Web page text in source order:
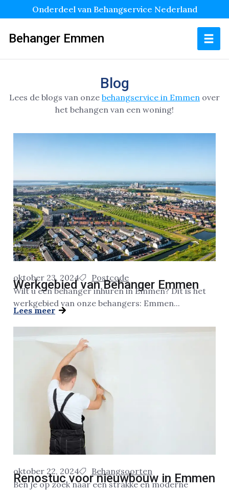
Onderdeel van Behangservice Nederland
Behanger Emmen
Blog
Lees de blogs van onze behangservice in Emmen over
het behangen van een woning!
oktober 23, 2024 Postcode
Werkgebied van Behanger Emmen
Wilt u een behanger inhuren in Emmen? Dit is het
werkgebied van onze behangers: Emmen...
Lees meer
oktober 22, 2024 Behangsoorten
Renostuc voor nieuwbouw in Emmen
Ben je op zoek naar een strakke en moderne